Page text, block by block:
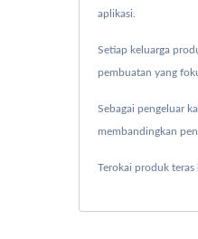
aplikasi.
Setiap keluarga
pembuatan yang
Sebagai pengeluar
membandingkan
Terokai produk teras